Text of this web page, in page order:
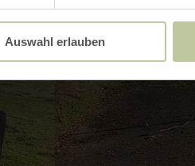
Auswahl erlauben